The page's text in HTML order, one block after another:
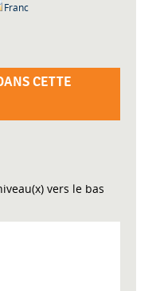
Franc
CETTE
vers le bas